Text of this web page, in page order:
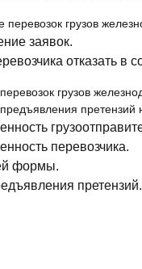
перевозок грузов
заявок.
отказать в
грузов
претензий
перевозчика.
формы.
претензий.